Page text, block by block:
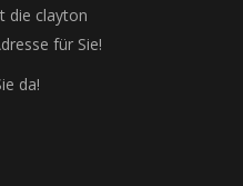
die clayton
für Sie!
da!